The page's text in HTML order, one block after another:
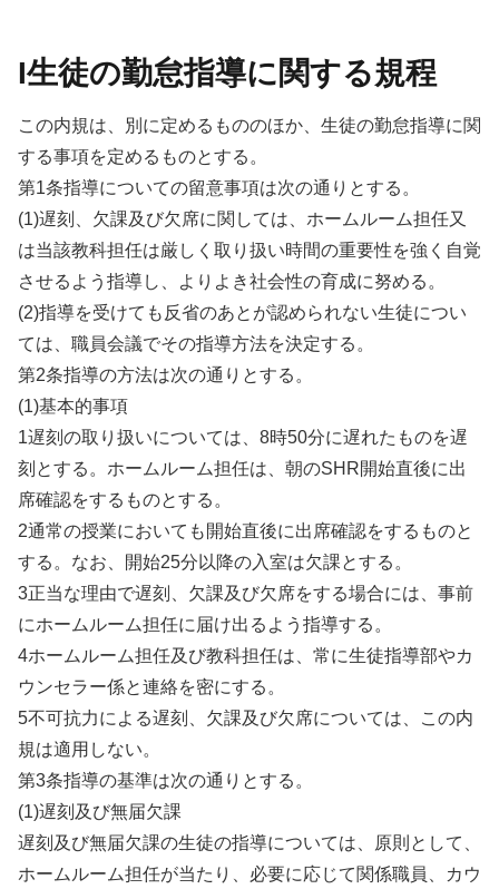
I生徒の勤怠指導に関する規程
この内規は、別に定めるもののほか、生徒の勤怠指導に関
する事項を定めるものとする。
第1条指導についての留意事項は次の通りとする。
(1)遅刻、欠課及び欠席に関しては、ホームルーム担任又
は当該教科担任は厳しく取り扱い時間の重要性を強く自覚
させるよう指導し、よりよき社会性の育成に努める。
(2)指導を受けても反省のあとが認められない生徒につい
ては、職員会議でその指導方法を決定する。
第2条指導の方法は次の通りとする。
(1)基本的事項
1遅刻の取り扱いについては、8時50分に遅れたものを遅
刻とする。ホームルーム担任は、朝のSHR開始直後に出
席確認をするものとする。
2通常の授業においても開始直後に出席確認をするものと
する。なお、開始25分以降の入室は欠課とする。
3正当な理由で遅刻、欠課及び欠席をする場合には、事前
にホームルーム担任に届け出るよう指導する。
4ホームルーム担任及び教科担任は、常に生徒指導部やカ
ウンセラー係と連絡を密にする。
5不可抗力による遅刻、欠課及び欠席については、この内
規は適用しない。
第3条指導の基準は次の通りとする。
(1)遅刻及び無届欠課
遅刻及び無届欠課の生徒の指導については、原則として、
ホームルーム担任が当たり、必要に応じて関係職員、カウ